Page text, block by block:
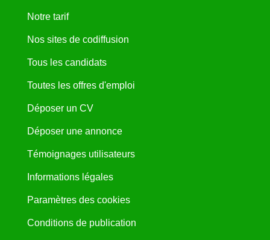
Notre tarif
Nos sites de codiffusion
Tous les candidats
Toutes les offres d'emploi
Déposer un CV
Déposer une annonce
Témoignages utilisateurs
Informations légales
Paramètres des cookies
Conditions de publication